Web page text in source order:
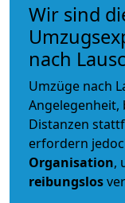
Wir sind
nach
Umzüge nach
Angelegenheit,
Distanzen
erfordern
Organisation,
reibungslos